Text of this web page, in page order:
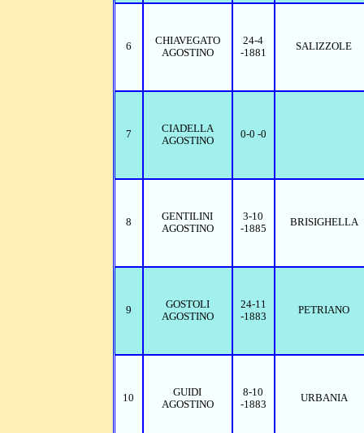
6
CHIAVEGATO
AGOSTINO
24-4
-1881
SALIZZOLE
7
CIADELLA
AGOSTINO
0-0 -0
8
GENTILINI
AGOSTINO
3-10
-1885
BRISIGHELLA
9
GOSTOLI
AGOSTINO
24-11
-1883
PETRIANO
10
GUIDI
AGOSTINO
8-10
-1883
URBANIA